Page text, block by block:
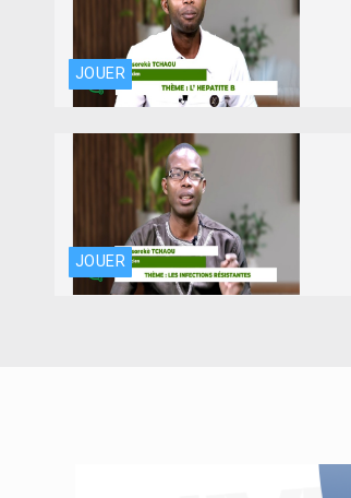
JOUER
JOUER